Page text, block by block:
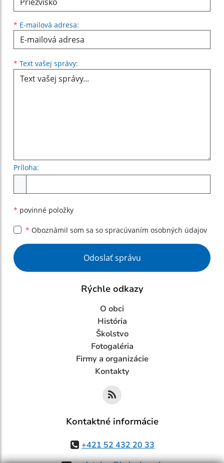
* E-mailová adresa:
* Text vašej správy:
Príloha:
* povinné položky
* Oboznámil som sa so spracúvaním osobných údajov
Google reCaptcha Response
Odoslať správu
Rýchle odkazy
O obci
História
Školstvo
Fotogaléria
Firmy a organizácie
Kontakty
Kontaktné informácie
+421 52 432 20 33